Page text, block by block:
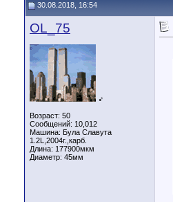
30.08.2018, 16:54
OL_75
♂
Возраст: 50
Сообщений: 10,012
Машина: Була Славута
1.2L,2004г.,карб.
Длина: 177900мкм
Диаметр: 45мм